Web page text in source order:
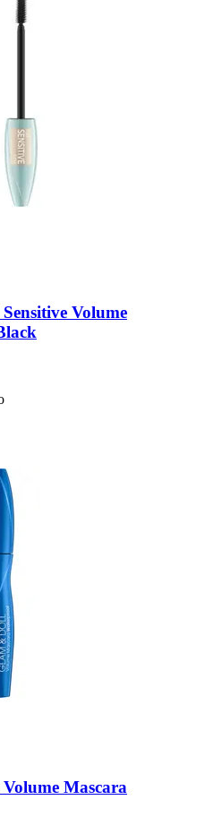
Volume
Mascara